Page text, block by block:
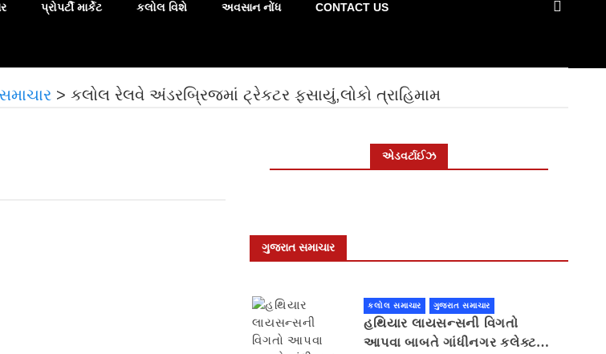
પ્રોપર્ટી માર્કેટ કલોલ વિશે અવસાન નોંધ CONTACT US
> કલોલ રેલવે અંડરબ્રિજમાં ટ્રેકટર ફસાયું,લોકો ત્રાહિમામ
એડવર્ટાઈઝ
ગુજરાત સમાચાર
કલોલ સમાચાર ગુજરાત સમાચાર
હથિયાર લાયસન્સની વિગતો
આપવા બાબતે ગાંધીનગર કલેક્ટર